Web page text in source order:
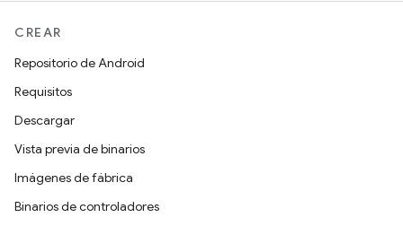
CREAR
Repositorio de Android
Requisitos
Descargar
Vista previa de binarios
Imágenes de fábrica
Binarios de controladores